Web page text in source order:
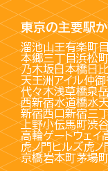
東京の主要駅か
溜池山王有楽町
本郷三丁目浜松
乃木坂日本橋日
天王洲アイル仲御
代々木浅草橋泉
西新宿水道橋水
新宿西口新宿三
上野小伝馬町渋
高輪ゲートウェイ
虎ノ門ヒルズ虎ノ
京橋岩本町茅場